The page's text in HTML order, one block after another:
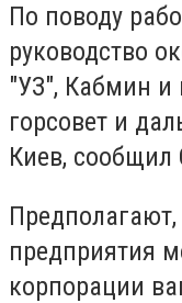
По поводу
руководство
"УЗ", Кабмин и
горсовет и
Киев, сообщил
предприятия
корпорации